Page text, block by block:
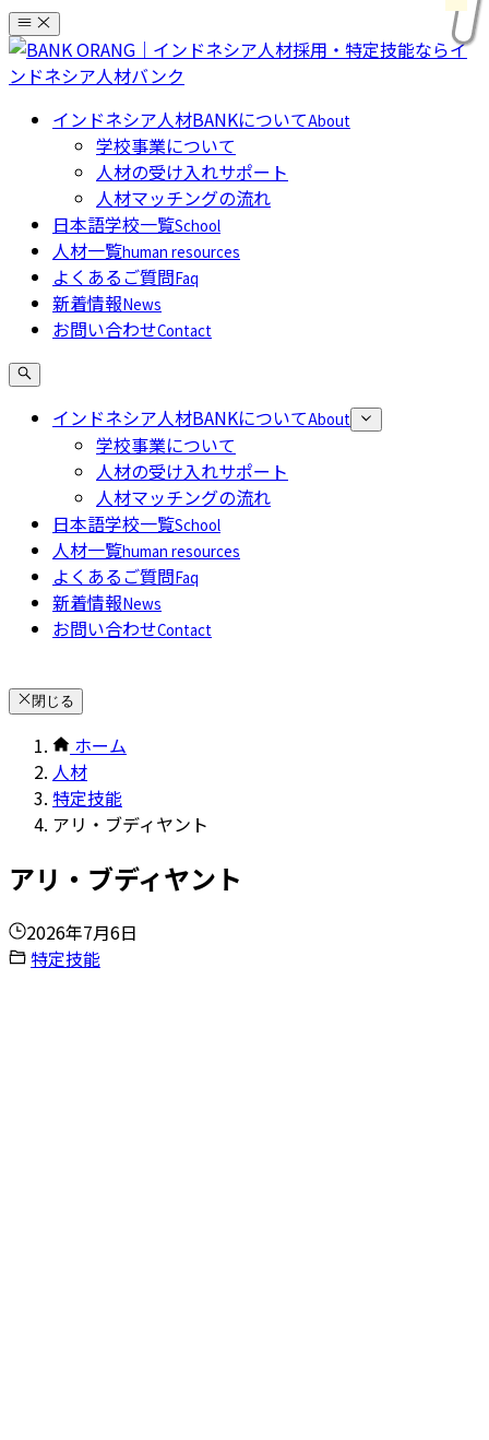
コ
ン
テ
インドネシア人材BANKについてAbout
学校事業について
人材の受け入れサポート
人材マッチングの流れ
日本語学校一覧School
人材一覧human resources
よくあるご質問Faq
新着情報News
お問い合わせContact
インドネシア人材BANKについてAbout
学校事業について
人材の受け入れサポート
人材マッチングの流れ
日本語学校一覧School
人材一覧human resources
よくあるご質問Faq
新着情報News
お問い合わせContact
閉じる
ホーム
人材
特定技能
アリ・ブディヤント
アリ・ブディヤント
2026年7月6日
特定技能